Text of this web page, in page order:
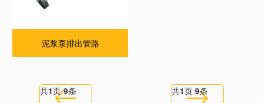
泥浆泵排出管路
共1页9条 共1页 9条